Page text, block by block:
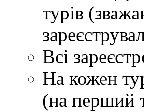
турів
Всі
На кожен
(на перший